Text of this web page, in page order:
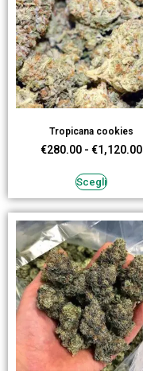
Tropicana cookies
€280.00 - €1,120.00
Scegli